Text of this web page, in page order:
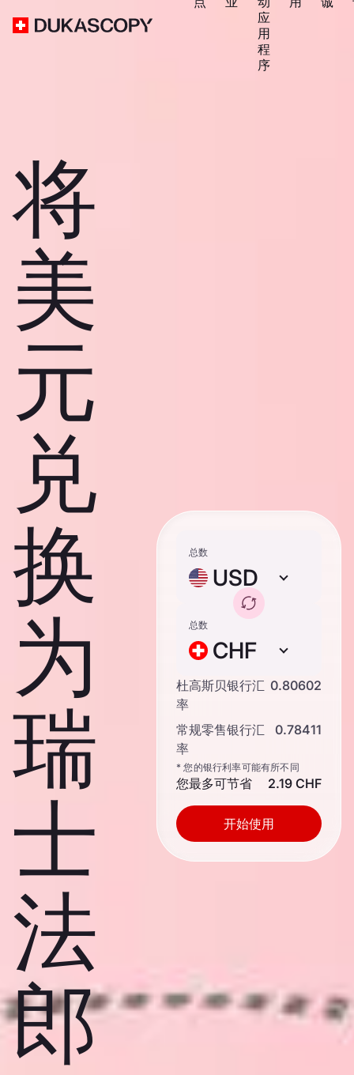
应
用
程
序
将
美
元
兑
换
为
瑞
士
法
郎
总数
USD
总数
CHF
杜高斯贝银行汇
率
0.80602
常规零售银行汇
率
0.78411
* 您的银行利率可能有所不同
您最多可节省 2.19 CHF
开始使用